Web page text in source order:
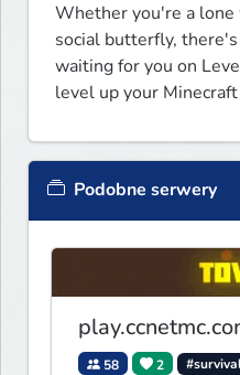
Whether you're a lone
social butterfly,
waiting for you on
level up your
Podobne serwery
58 2